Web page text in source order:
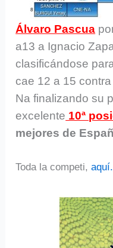
Álvaro Pascua
a13 a Ignacio
clasificándose
cae 12 a 15
Na finalizando su
excelente 10ª
mejores de
Toda la competi,aquí.